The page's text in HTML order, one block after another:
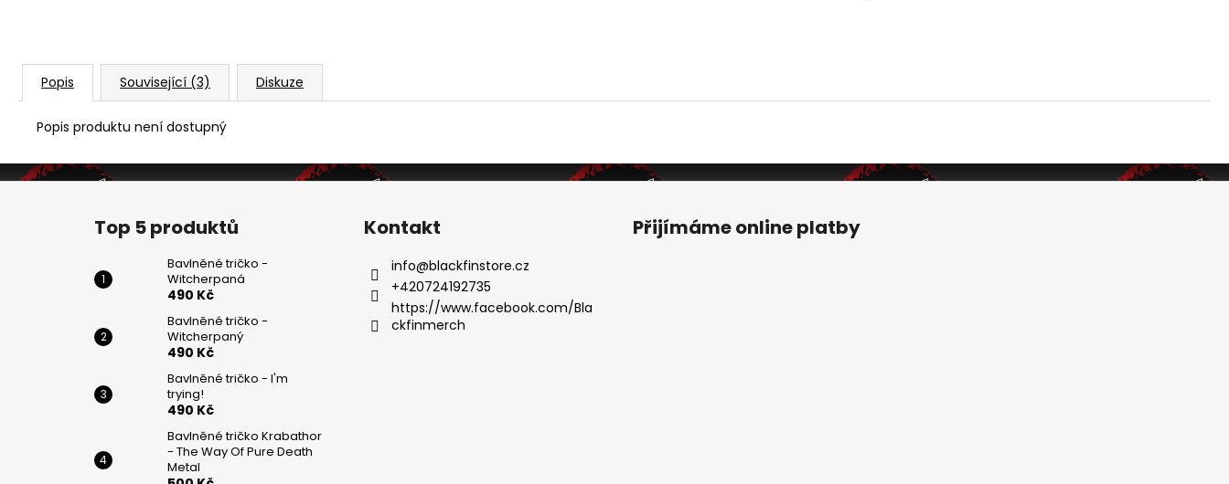
Popis Související (3) Diskuze
Popis produktu není dostupný
Z
Top 5 produktů
Bavlněné tričko -
Witcherpaná
490 Kč
Bavlněné tričko -
Witcherpaný
490 Kč
Bavlněné tričko - I'm
trying!
490 Kč
Bavlněné tričko Krabathor
- The Way Of Pure Death
Metal
Kontakt
info@blackfinstore.cz
+420724192735
https://www.facebook.com/Bla
ckfinmerch
Přijímáme online platby